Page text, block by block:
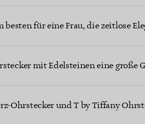
für eine Frau, die zeitlose
mit Edelsteinen eine große
Ohrstecker und T by Tiffany